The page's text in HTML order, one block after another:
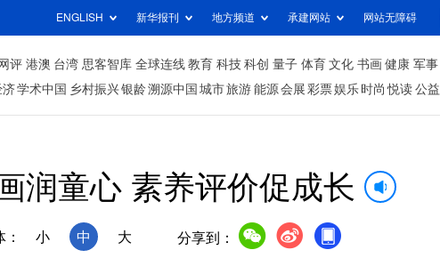
ENGLISH 新华报刊 地方频道 承建网站 网站无障碍
网评 港澳 台湾 思客智库 全球连线 教育 科技 科创 量子 体育 文化 书画 健康 军事
济学术中国 乡村振兴银龄溯源中国 城市旅游 能源 会展 彩票娱乐 时尚 悦读 公益
润童心 素养评价促成长
： 小 中 大 分享到：